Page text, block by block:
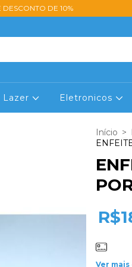
DE 10%
Lazer Eletronicos
Início >
Ver